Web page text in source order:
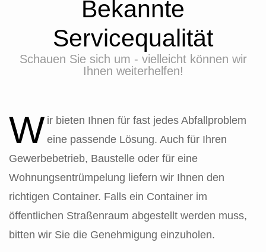
Bekannte
Servicequalität
Schauen Sie sich um - vielleicht können wir
Ihnen weiterhelfen!
W ir bieten Ihnen für fast jedes Abfallproblem
eine passende Lösung. Auch für Ihren
Gewerbebetrieb, Baustelle oder für eine
Wohnungsentrümpelung liefern wir Ihnen den
richtigen Container. Falls ein Container im
öffentlichen Straßenraum abgestellt werden muss,
bitten wir Sie die Genehmigung einzuholen.